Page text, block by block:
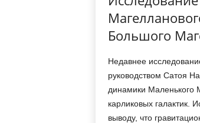
Большого
Недавнее
руководством Сатоя
динамики
карликовых галактик.
выводу, что